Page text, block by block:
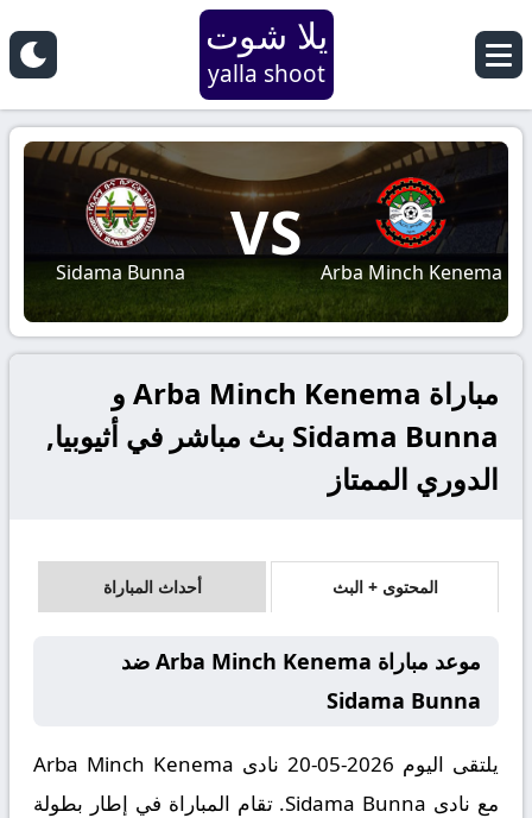
يلا شوت
yalla shoot
Arba Minch Kenema
VS
Sidama Bunna
مباراة Arba Minch Kenema و
Sidama Bunna بث مباشر في أثيوبيا,
الدوري الممتاز
المحتوى + البث أحداث المباراة
موعد مباراة Arba Minch Kenema ضد
Sidama Bunna
يلتقى اليوم 2026-05-20 نادى Arba Minch Kenema
مع نادى Sidama Bunna. تقام المباراة في إطار بطولة